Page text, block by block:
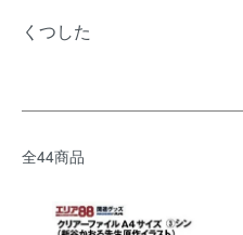
くつした
全44商品